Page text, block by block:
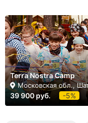
Terra Nostra Camp
Московская обл.,
39 900 руб. -5%